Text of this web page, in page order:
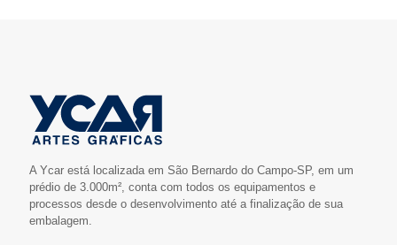
A Ycar está localizada em São Bernardo do Campo-SP, em um
prédio de 3.000m², conta com todos os equipamentos e
processos desde o desenvolvimento até a finalização de sua
embalagem.